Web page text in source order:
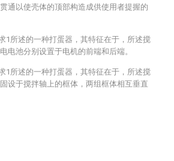
通以使壳体的顶部构造成供使用者提握的
1所述的一种打蛋器，其特征在于，所述搅
电池分别设置于电机的前端和后端。
1所述的一种打蛋器，其特征在于，所述搅
设于搅拌轴上的框体，两组框体相互垂直